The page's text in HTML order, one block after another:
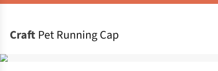
Craft Pet Running Cap